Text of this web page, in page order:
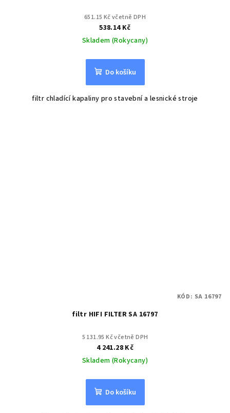
651.15 Kč včetně DPH
538.14 Kč
Skladem (Rokycany)
Do košíku
filtr chladící kapaliny pro stavební a lesnické stroje
filtr HIFI FILTER SA 16797
5 131.95 Kč včetně DPH
4 241.28 Kč
Skladem (Rokycany)
Do košíku
KÓD: SA 16797